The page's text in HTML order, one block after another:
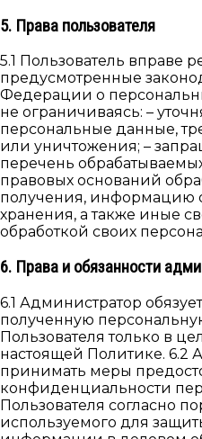
5. Права пользователя
5.1 Пользователь вправе
предусмотренные
Федерации о
не ограничиваясь: –
персональные данные,
или уничтожения; –
перечень
правовых оснований
получения, информацию
хранения, а также иные
обработкой своих
6. Права и обязанности
6.1 Администратор
полученную
Пользователя только в
настоящей Политике. 6.2
принимать меры
конфиденциальности
Пользователя согласно
используемого для